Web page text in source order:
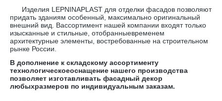
Изделия LEPNINAPLAST для отделки фасадов позволяют
придать зданиям особенный, максимально оригинальный
внешний вид. Вассортимент нашей компании входят только
изысканные и стильные, отобранныевременем
архитектурные элементы, востребованные на строительном
рынке России.
В дополнение к складскому ассортименту
технологическоеоснащение нашего производства
позволяет изготавливать фасадный декор
любыхразмеров по индивидуальным заказам.